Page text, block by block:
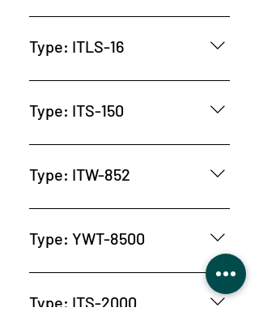
Type: ITLS-16
Type: ITS-150
Type: ITW-852
Type: YWT-8500
Type: ITS-2000